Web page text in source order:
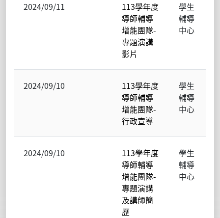
2024/09/11
113學年度
導師輔導
增能團隊-
專題演講
影片
學生
輔導
中心
2024/09/10
113學年度
導師輔導
增能團隊-
行政宣導
學生
輔導
中心
2024/09/10
113學年度
導師輔導
增能團隊-
專題演講
及講師簡
歷
學生
輔導
中心